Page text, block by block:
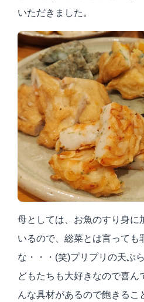
いただきました。
母としては、お魚のすり身に
いるので、総菜とは言っても
な・・・ (笑)プリプリの天ぷ
どもたちも大好きなので喜ん
んな具材があるので飽きるこ